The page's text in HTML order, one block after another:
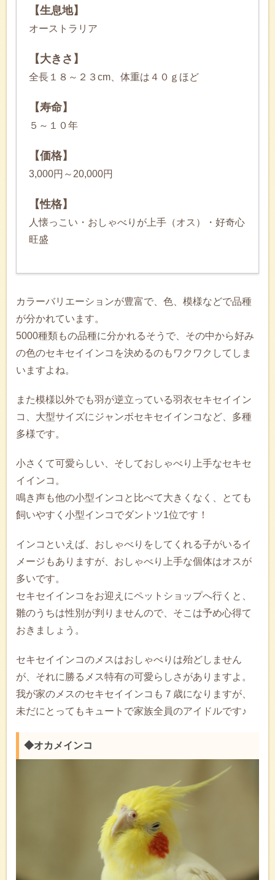
【生息地】
オーストラリア
【大きさ】
全長１８～２３cm、体重は４０ｇほど
【寿命】
５～１０年
【価格】
3,000円～20,000円
【性格】
人懐っこい・おしゃべりが上手（オス）・好奇心
旺盛
カラーバリエーションが豊富で、色、模様などで品種
が分かれています。
5000種類もの品種に分かれるそうで、その中から好み
の色のセキセイインコを決めるのもワクワクしてしま
いますよね。
また模様以外でも羽が逆立っている羽衣セキセイイン
コ、大型サイズにジャンボセキセイインコなど、多種
多様です。
小さくて可愛らしい、そしておしゃべり上手なセキセ
イインコ。
鳴き声も他の小型インコと比べて大きくなく、とても
飼いやすく小型インコでダントツ1位です！
インコといえば、おしゃべりをしてくれる子がいるイ
メージもありますが、おしゃべり上手な個体はオスが
多いです。
セキセイインコをお迎えにペットショップへ行くと、
雛のうちは性別が判りませんので、そこは予め心得て
おきましょう。
セキセイインコのメスはおしゃべりは殆どしません
が、それに勝るメス特有の可愛らしさがありますよ。
我が家のメスのセキセイインコも７歳になりますが、
未だにとってもキュートで家族全員のアイドルです♪
◆オカメインコ